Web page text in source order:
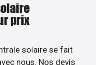
prix
solaire se fait
nous. Nos devis